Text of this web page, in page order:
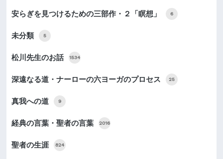
安らぎを見つけるための三部作・２「瞑想」 6
未分類 5
松川先生のお話 1534
深遠なる道・ナーローの六ヨーガのプロセス 25
真我への道 9
経典の言葉・聖者の言葉 2016
聖者の生涯 824